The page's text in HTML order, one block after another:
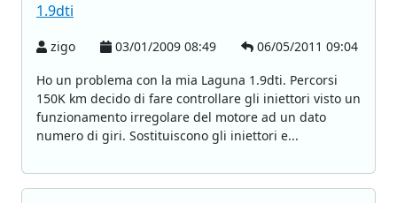
1.9dti
zigo 03/01/2009 08:49
06/05/2011 09:04
Ho un problema con la mia Laguna 1.9dti. Percorsi
150K km decido di fare controllare gli iniettori visto un
funzionamento irregolare del motore ad un dato
numero di giri. Sostituiscono gli iniettori e...